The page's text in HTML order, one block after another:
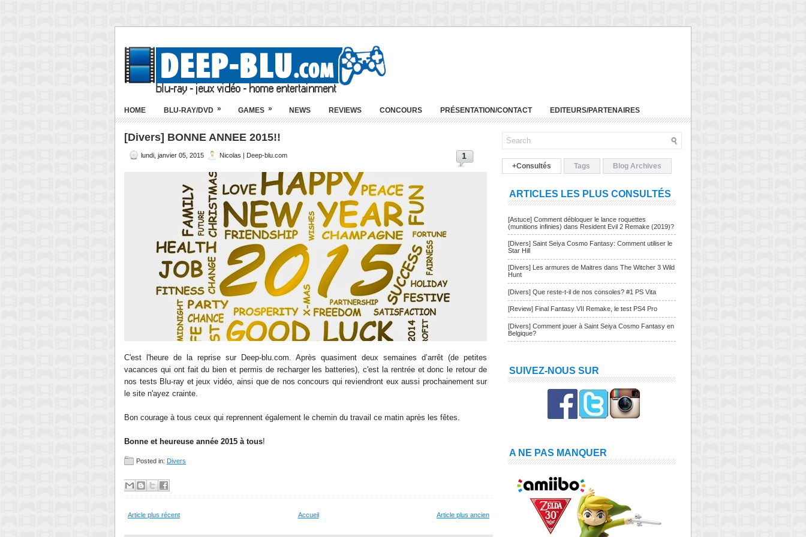
HOME BLU-RAY/DVD » GAMES » NEWS REVIEWS CONCOURS PRÉSENTATION/CONTACT EDITEURS/PARTENAIRES
[Divers] BONNE ANNEE 2015!!
lundi, janvier 05, 2015 Nicolas | Deep-blu.com 1
C'est l'heure de la reprise sur Deep-blu.com. Après quasiment deux semaines d’arrêt (de petites
vacances qui ont fait du bien et permis de recharger les batteries), c'est la rentrée et donc le retour de
nos tests Blu-ray et jeux vidéo, ainsi que de nos concours qui reviendront eux aussi prochainement sur
le site n'ayez crainte.
Bon courage à tous ceux qui reprennent également le chemin du travail ce matin après les fêtes.
Bonne et heureuse année 2015 à tous!
Posted in: Divers
Article plus récent Article plus ancien
Accueil
+Consultés Tags Blog Archives
ARTICLES LES PLUS CONSULTÉS
[Astuce] Comment débloquer le lance roquettes
(munitions infinies) dans Resident Evil 2 Remake (2019)?
[Divers] Saint Seiya Cosmo Fantasy: Comment utiliser le
Star Hill
[Divers] Les armures de Maitres dans The Witcher 3 Wild
Hunt
[Divers] Que reste-t-il de nos consoles? #1 PS Vita
[Review] Final Fantasy VII Remake, le test PS4 Pro
[Divers] Comment jouer à Saint Seiya Cosmo Fantasy en
Belgique?
SUIVEZ-NOUS SUR
A NE PAS MANQUER